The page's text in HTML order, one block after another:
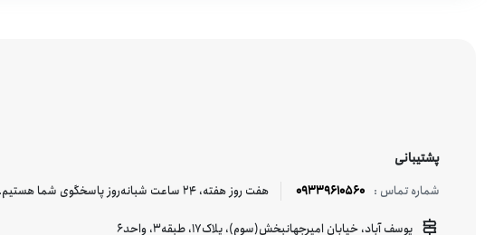
پشتیبانی
شماره تماس : 09339610560
هفت روز هفته، ۲۴ ساعت شبانه‌روز پاسخگوی شما هستیم.
یوسف آباد، خیابان امیرجهانبخش(سوم)، پلاک17، طبقه3، واحد6